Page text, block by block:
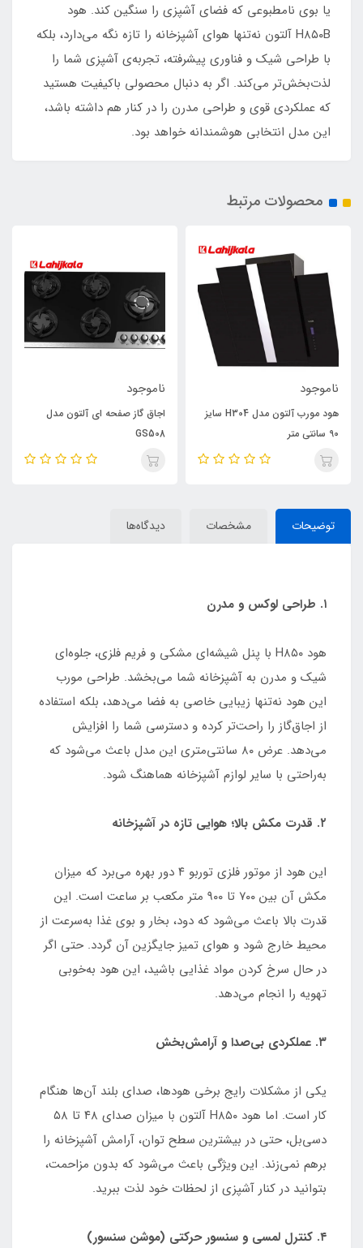
یا بوی نامطبوعی که فضای آشپزی را سنگین کند. هود
H۸۵۰B آلتون نه‌تنها هوای آشپزخانه را تازه نگه می‌دارد، بلکه
با طراحی شیک و فناوری پیشرفته، تجربه‌ی آشپزی شما را
لذت‌بخش‌تر می‌کند. اگر به دنبال محصولی باکیفیت هستید
که عملکردی قوی و طراحی مدرن را در کنار هم داشته باشد،
این مدل انتخابی هوشمندانه خواهد بود.
محصولات مرتبط
ناموجود
هود مورب آلتون مدل H304 سایز
90 سانتی متر
ناموجود
اجاق گاز صفحه ای آلتون مدل
GS508
توضیحات مشخصات دیدگاه‌ها
۱. طراحی لوکس و مدرن
هود H۸۵۰ با پنل شیشه‌ای مشکی و فریم فلزی، جلوه‌ای
شیک و مدرن به آشپزخانه شما می‌بخشد. طراحی مورب
این هود نه‌تنها زیبایی خاصی به فضا می‌دهد، بلکه استفاده
از اجاق‌گاز را راحت‌تر کرده و دسترسی شما را افزایش
می‌دهد. عرض ۸۰ سانتی‌متری این مدل باعث می‌شود که
به‌راحتی با سایر لوازم آشپزخانه هماهنگ شود.
۲. قدرت مکش بالا؛ هوایی تازه در آشپزخانه
این هود از موتور فلزی توربو ۴ دور بهره می‌برد که میزان
مکش آن بین ۷۰۰ تا ۹۰۰ متر مکعب بر ساعت است. این
قدرت بالا باعث می‌شود که دود، بخار و بوی غذا به‌سرعت از
محیط خارج شود و هوای تمیز جایگزین آن گردد. حتی اگر
در حال سرخ کردن مواد غذایی باشید، این هود به‌خوبی
تهویه را انجام می‌دهد.
۳. عملکردی بی‌صدا و آرامش‌بخش
یکی از مشکلات رایج برخی هودها، صدای بلند آن‌ها هنگام
کار است. اما هود H۸۵۰ آلتون با میزان صدای ۴۸ تا ۵۸
دسی‌بل، حتی در بیشترین سطح توان، آرامش آشپزخانه را
برهم نمی‌زند. این ویژگی باعث می‌شود که بدون مزاحمت،
بتوانید در کنار آشپزی از لحظات خود لذت ببرید.
۴. کنترل لمسی و سنسور حرکتی (موشن سنسور)